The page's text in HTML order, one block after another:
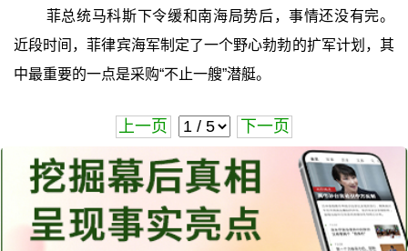
菲总统马科斯下令缓和南海局势后，事情还没有完。
近段时间，菲律宾海军制定了一个野心勃勃的扩军计划，其
中最重要的一点是采购“不止一艘”潜艇。
上一页 下一页